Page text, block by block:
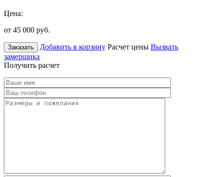
Цена:
от 45 000 руб.
Заказать Добавить в корзину Расчет цены Вызвать
замерщика
Получить расчет